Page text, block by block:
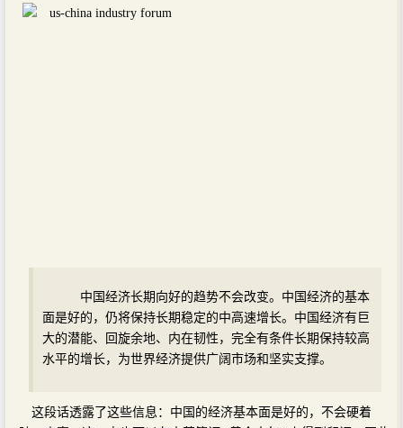
中国经济长期向好的趋势不会改变。中国经济的基本
面是好的，仍将保持长期稳定的中高速增长。中国经济有巨
大的潜能、回旋余地、内在韧性，完全有条件长期保持较高
水平的增长，为世界经济提供广阔市场和坚实支撑。
这段话透露了这些信息：中国的经济基本面是好的，不会硬着